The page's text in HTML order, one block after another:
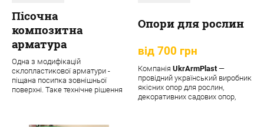
Пісочна
композитна
арматура
Одна з модифікацій
склопластикової арматури -
піщана посипка зовнішньої
поверхні. Таке технічне рішення
Опори для рослин
від 700 грн
Компанія UkrArmPlast—
провідний український виробник
якісних опор для рослин,
декоративних садових опор,